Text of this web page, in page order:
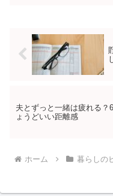
夫とずっと一緒は疲れる？
ょうどいい距離感
ホーム 暮らしの